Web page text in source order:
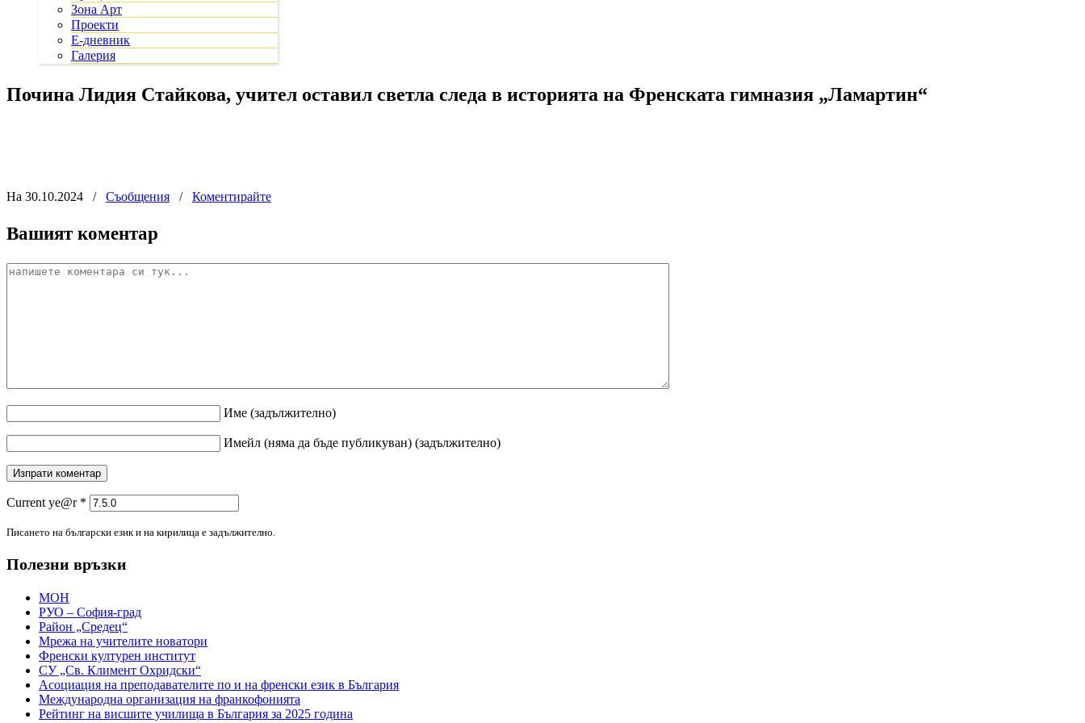
Зона Арт
Проекти
Е-дневник
Галерия
Почина Лидия Стайкова, учител оставил светла следа в историята на Френската гимназия „Ламартин“
На 30.10.2024 / Съобщения / Коментирайте
Вашият коментар
Име (задължително)
Имейл (няма да бъде публикуван) (задължително)
Current ye@r *
Писането на български език и на кирилица е задължително.
Полезни връзки
МОН
РУО – София-град
Район „Средец“
Мрежа на учителите новатори
Френски културен институт
СУ „Св. Климент Охридски“
Асоциация на преподавателите по и на френски език в България
Международна организация на франкофонията
Рейтинг на висшите училища в България за 2025 година